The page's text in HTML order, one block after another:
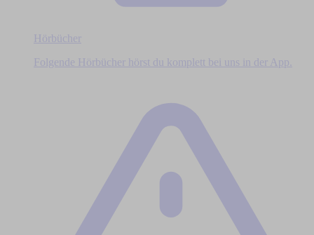
Hörbücher
Folgende Hörbücher hörst du komplett bei uns in der App.